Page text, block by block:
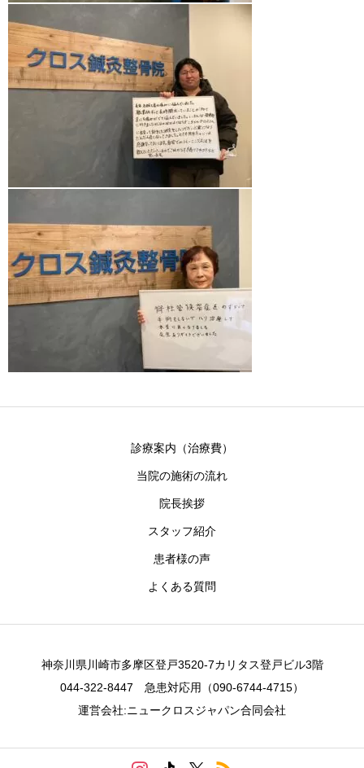
診療案内（治療費）
当院の施術の流れ
院長挨拶
スタッフ紹介
患者様の声
よくある質問
神奈川県川崎市多摩区登戸3520-7カリタス登戸ビル3階
044-322-8447 急患対応用（090-6744-4715）
運営会社:ニュークロスジャパン合同会社